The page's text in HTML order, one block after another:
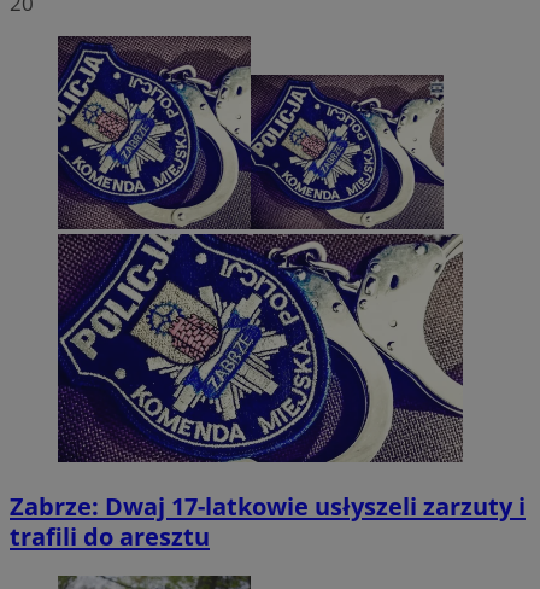
Zabrze: Dwaj 17-latkowie usłyszeli zarzuty i
trafili do aresztu